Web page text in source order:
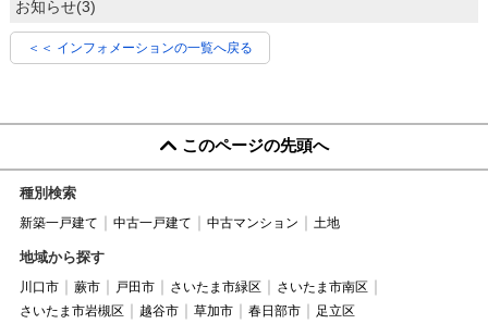
お知らせ(3)
＜＜ インフォメーションの一覧へ戻る
このページの先頭へ
種別検索
新築一戸建て 中古一戸建て 中古マンション 土地
地域から探す
川口市 蕨市 戸田市 さいたま市緑区
さいたま市南区
さいたま市岩槻区
越谷市 草加市 春日部市 足立区